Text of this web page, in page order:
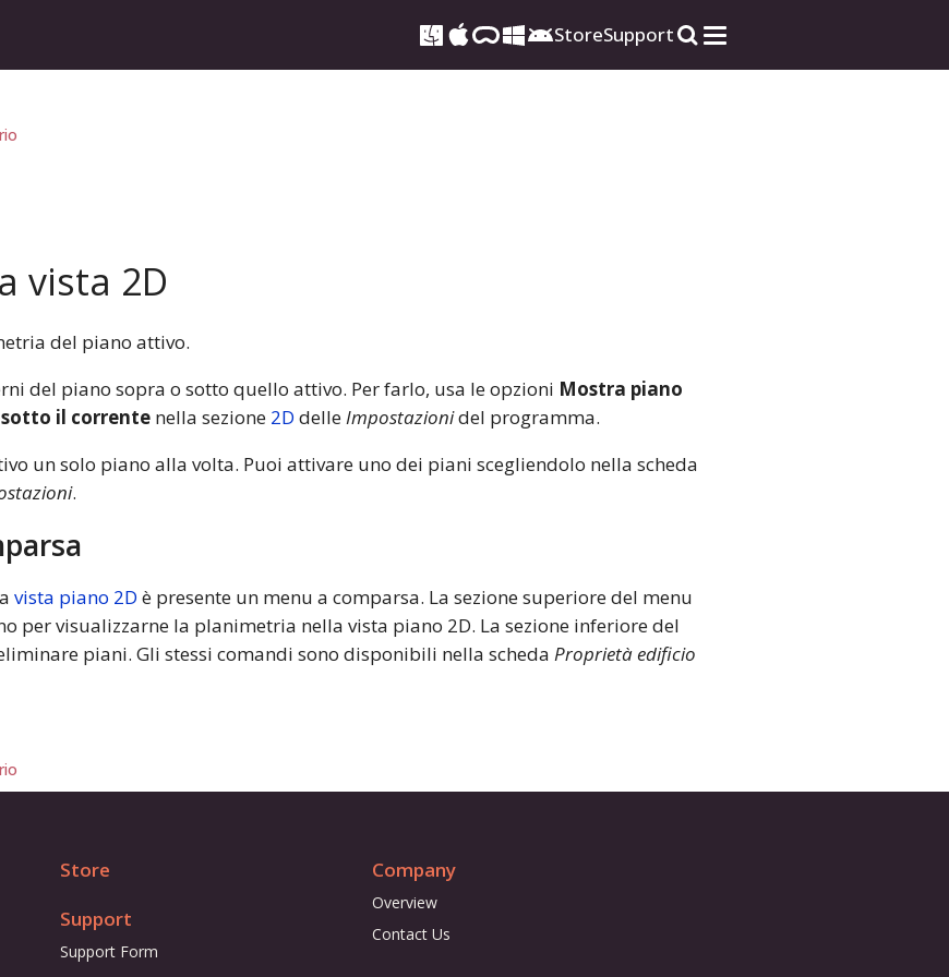
StoreSupport
vista 2D
del piano attivo.
del piano sopra o sotto quello attivo. Per farlo, usa le opzioni Mostra piano
il corrente nella sezione 2D delleImpostazionidel programma.
un solo piano alla volta. Puoi attivare uno dei piani scegliendolo nella scheda
.
vista piano 2D è presente un menu a comparsa. La sezione superiore del menu
per visualizzarne la planimetria nella vista piano 2D. La sezione inferiore del
piani. Gli stessi comandi sono disponibili nella scheda Proprietà edificio
Store
Support
Support Form
Company
Overview
Contact Us